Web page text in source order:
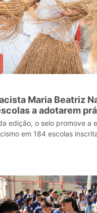
Maria Beatriz
a adotarem
edição, o selo promove a
em 184 escolas